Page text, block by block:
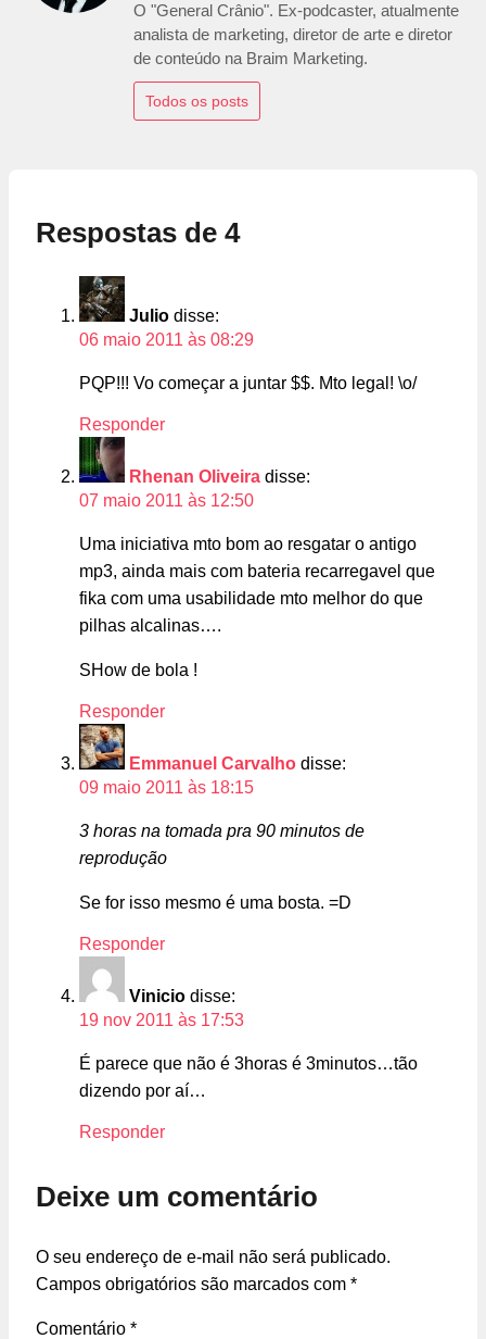
O "General Crânio". Ex-podcaster, atualmente
analista de marketing, diretor de arte e diretor
de conteúdo na Braim Marketing.
Todos os posts
Respostas de 4
Julio disse:
06 maio 2011 às 08:29
PQP!!! Vo começar a juntar $$. Mto legal! \o/
Responder
Rhenan Oliveira disse:
07 maio 2011 às 12:50
Uma iniciativa mto bom ao resgatar o antigo
mp3, ainda mais com bateria recarregavel que
fika com uma usabilidade mto melhor do que
pilhas alcalinas….
SHow de bola !
Responder
Emmanuel Carvalho disse:
09 maio 2011 às 18:15
3 horas na tomada pra 90 minutos de
reprodução
Se for isso mesmo é uma bosta. =D
Responder
Vinicio disse:
19 nov 2011 às 17:53
É parece que não é 3horas é 3minutos…tão
dizendo por aí…
Responder
Deixe um comentário
O seu endereço de e-mail não será publicado.
Campos obrigatórios são marcados com *
Comentário *